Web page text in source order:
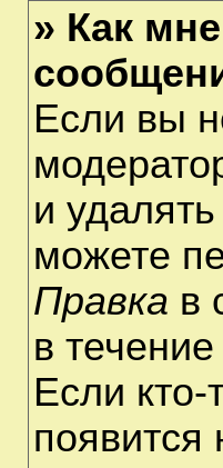
» Как
Если вы
и
можете
Правка в
в
Если
появится